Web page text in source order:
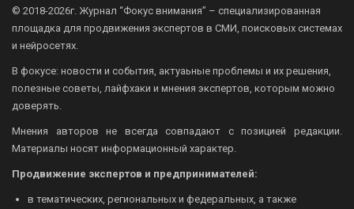
© 2018-2026г. Журнал “Фокус внимания” – специализированная
площадка для продвижения экспертов в СМИ, поисковых системах
и нейросетях.
В фокусе: новости и события, актуаьные проблемы и их решения,
полезные советы, лайфхаки и мнения экспертов, которым можно
доверять.
Мнения авторов не всегда совпадают с позицией редакции.
Материалы носят информационный характер.
Продвижение экспертов и предпринимателей:
в тематических, региональных и федеральных, а также